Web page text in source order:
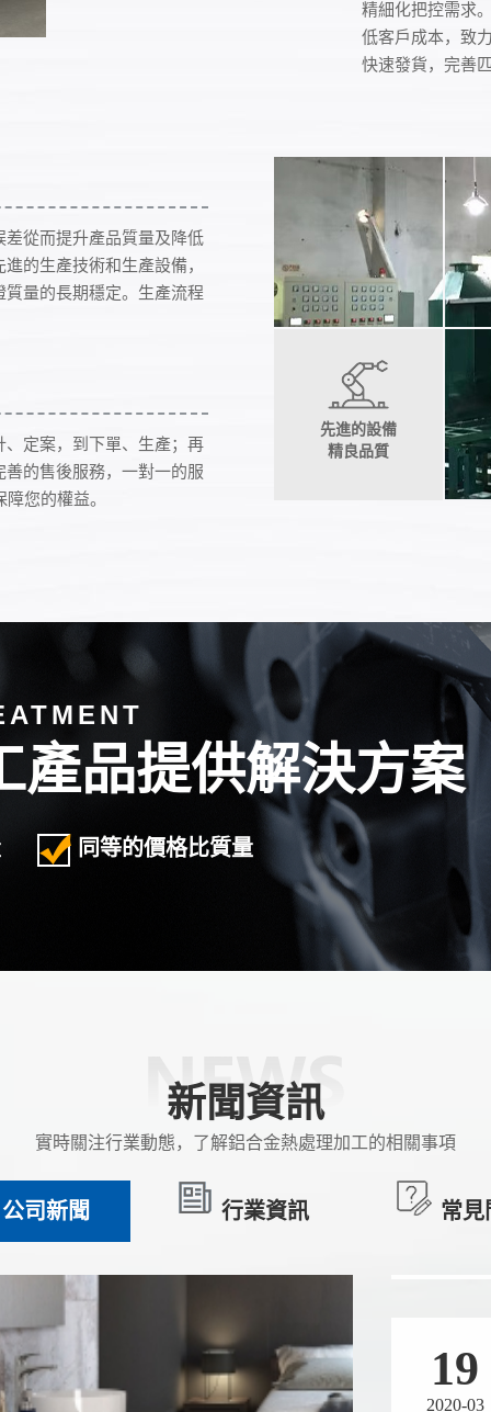
精細化把控需求
低客戶成本，致
快速發貨，完善
從而提升產品質量及降低
的生產技術和生產設備，
量的長期穩定。生產流程
定案，到下單、生產；再
的售後服務，一對一的服
您的權益。
先進的設備
精良品質
產品提供解決方案
同等的價格比質量
新聞資訊
實時關注行業動態，了解鋁合金熱處理加工的相關事項
公司新聞 行業資訊 常見
19
2020-03
2020-03
19
2020-03